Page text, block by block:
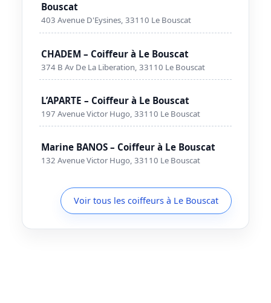
Bouscat
403 Avenue D'Eysines, 33110 Le Bouscat
CHADEM – Coiffeur à Le Bouscat
374 B Av De La Liberation, 33110 Le Bouscat
L’APARTE – Coiffeur à Le Bouscat
197 Avenue Victor Hugo, 33110 Le Bouscat
Marine BANOS – Coiffeur à Le Bouscat
132 Avenue Victor Hugo, 33110 Le Bouscat
Voir tous les coiffeurs à Le Bouscat